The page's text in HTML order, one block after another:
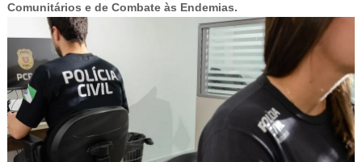
Comunitários e de Combate às Endemias.